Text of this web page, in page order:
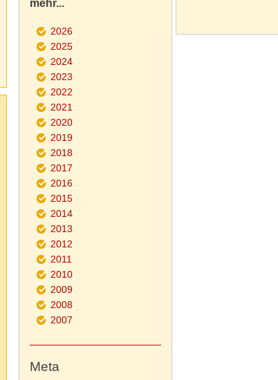
mehr...
2026
2025
2024
2023
2022
2021
2020
2019
2018
2017
2016
2015
2014
2013
2012
2011
2010
2009
2008
2007
Meta